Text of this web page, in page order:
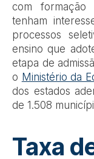
com
tenham
processos
ensino que
etapa de
o Ministério da
dos estados
de 1.508
Taxa